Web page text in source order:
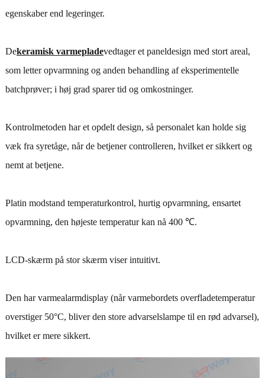
egenskaber end legeringer.
Dekeramisk varmepladevedtager et paneldesign med stort areal,
som letter opvarmning og anden behandling af eksperimentelle
batchprøver; i høj grad sparer tid og omkostninger.
Kontrolmetoden har et opdelt design, så personalet kan holde sig
væk fra syretåge, når de betjener controlleren, hvilket er sikkert og
nemt at betjene.
Platin modstand temperaturkontrol, hurtig opvarmning, ensartet
opvarmning, den højeste temperatur kan nå 400 ℃.
LCD-skærm på stor skærm viser intuitivt.
Den har varmealarmdisplay (når varmebordets overfladetemperatur
overstiger 50°C, bliver den store advarselslampe til en rød advarsel),
hvilket er mere sikkert.